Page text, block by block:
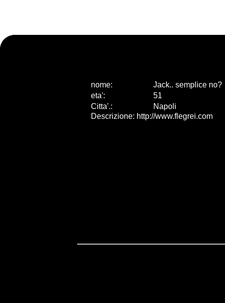
nome:
Jack.. semplice no?
eta':
51
Citta'.:
Napoli
Descrizione: http://www.flegrei.com